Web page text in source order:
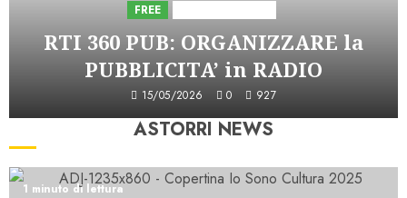
FREE
RTI 360 PUB: ORGANIZZARE la
PUBBLICITA’ in RADIO
15/05/2026 0 927
ASTORRI NEWS
1 minuto di lettura